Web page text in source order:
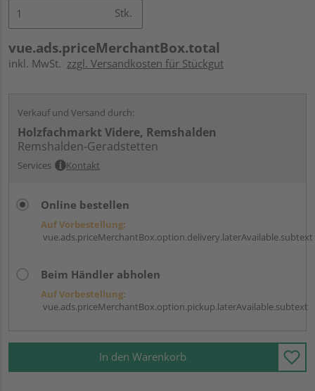
Stk.
vue.ads.priceMerchantBox.total
inkl. MwSt. zzgl. Versandkosten für Stückgut
Verkauf und Versand durch:
Holzfachmarkt Videre, Remshalden
Remshalden-Geradstetten
Services Kontakt
Online bestellen
Auf Vorbestellung:
vue.ads.priceMerchantBox.option.delivery.laterAvailable.subtext
Beim Händler abholen
Auf Vorbestellung:
vue.ads.priceMerchantBox.option.pickup.laterAvailable.subtext
In den Warenkorb